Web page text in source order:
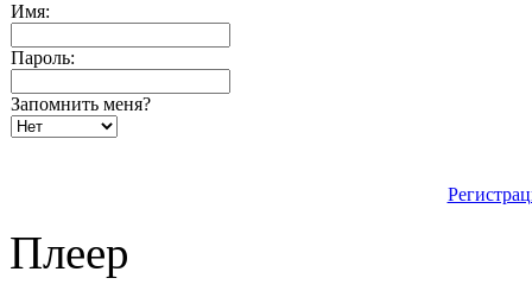
Имя:
Пароль:
Запомнить меня?
Плеер